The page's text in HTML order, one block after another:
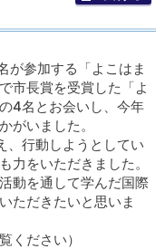
参加する「よこはま
市長賞を受賞した「よ
4名とお会いし、今年
がいました。
、行動しようとしてい
力をいただきました。
動を通して学んだ国際
ただきたいと思いま
ください）